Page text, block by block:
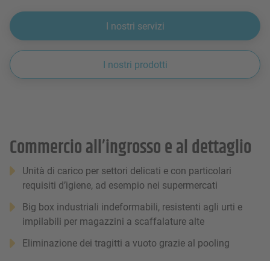
I nostri servizi
I nostri prodotti
Commercio all’ingrosso e al dettaglio
Unità di carico per settori delicati e con particolari
requisiti d’igiene, ad esempio nei supermercati
Big box industriali indeformabili, resistenti agli urti e
impilabili per magazzini a scaffalature alte
Eliminazione dei tragitti a vuoto grazie al pooling